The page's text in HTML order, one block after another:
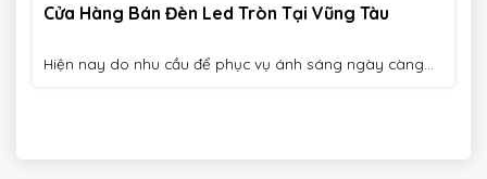
Cửa Hàng Bán Đèn Led Tròn Tại Vũng Tàu
Hiện nay do nhu cầu để phục vụ ánh sáng ngày càng...